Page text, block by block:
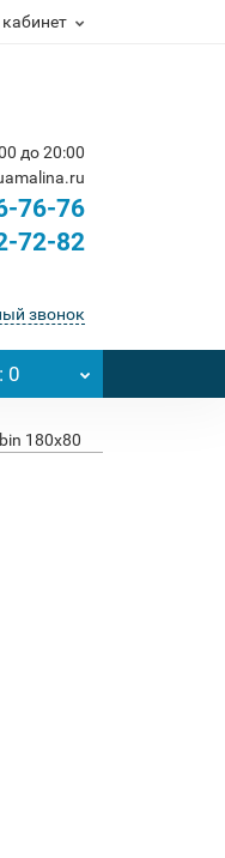
до 20:00
76-76
72-82
звонок
0
180x80